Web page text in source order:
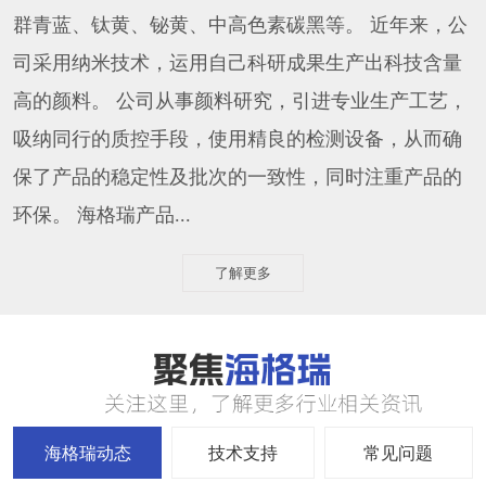
群青蓝、钛黄、铋黄、中高色素碳黑等。 近年来，公
司采用纳米技术，运用自己科研成果生产出科技含量
高的颜料。 公司从事颜料研究，引进专业生产工艺，
吸纳同行的质控手段，使用精良的检测设备，从而确
保了产品的稳定性及批次的一致性，同时注重产品的
环保。 海格瑞产品...
了解更多
海格瑞动态 技术支持 常见问题